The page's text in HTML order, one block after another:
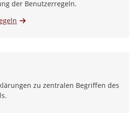
der Benutzerregeln.
zu zentralen Begriffen des